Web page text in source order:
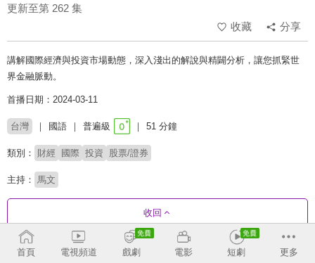
更新至第 262 集
收藏
分享
講解國際經濟與投資市場動態，深入淺出的解說與精闢分析，讓您抓緊世
界金融脈動。
首播日期：2024-03-11
台灣 國語 普遍級 51 分鐘
類別： 財經 國際 投資 股票/證券
主持： 馬文
收回
劇集列表 收合
首頁 電視頻道 戲劇 電影 短劇 更多